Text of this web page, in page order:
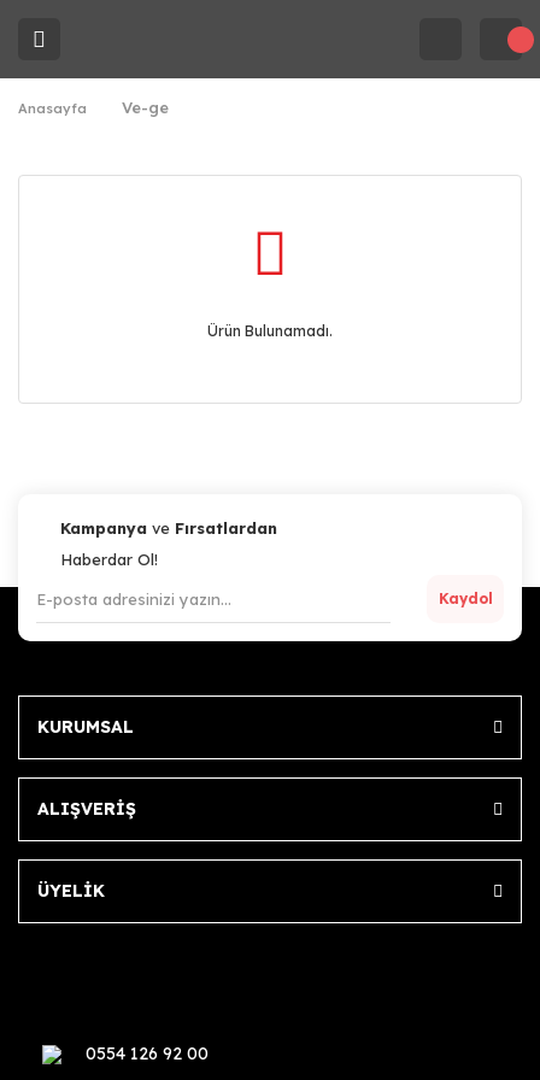
Anasayfa Ve-ge
Ürün Bulunamadı.
Kampanya ve Fırsatlardan
Haberdar Ol!
Kaydol
KURUMSAL
ALIŞVERİŞ
ÜYELİK
0554 126 92 00